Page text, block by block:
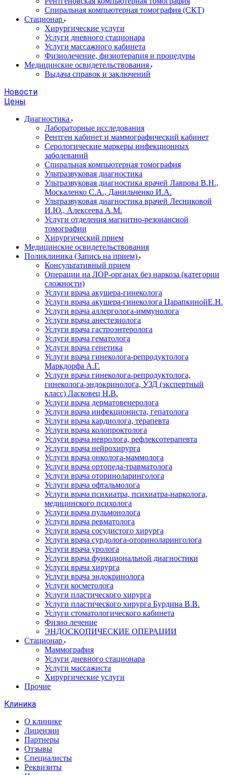
Спиральная компьютерная томография (СКТ)
Стационар
Хирургические услуги
Услуги дневного стационара
Услуги массажного кабинета
Физиолечение, физиотерапия и процедуры
Медицинские освидетельствования
Выдача справок и заключений
Новости
Цены
Диагностика
Лабораторные исследования
Рентген кабинет и маммографический кабинет
Серологические маркеры инфекционных
заболеваний
Спиральная компьютерная томография
Ультразвуковая диагностика
Ультразвуковая диагностика врачей Лаврова В.Н.,
Москаленко С.А., Данильченко И.А.
Ультразвуковая диагностика врачей Лесниковой
И.Ю., Алексеева А.М.
Услуги отделения магнитно-резонансной
томографии
Хирургический прием
Медицинские освидетельствования
Поликлиника (Запись на прием)
Консультативный прием
Операции на ЛОР-органах без наркоза (категории
сложности)
Услуги врача акушера-гинеколога
Услуги врача акушера-гинеколога ЦарапкинойЕ.Н.
Услуги врача аллерголога-иммунолога
Услуги врача анестезиолога
Услуги врача гастроэнтеролога
Услуги врача гематолога
Услуги врача генетика
Услуги врача гинеколога-репродуктолога
Маркдорфа А.Г.
Услуги врача гинеколога-репродуктолога,
гинеколога-эндокринолога, УЗД (экспертный
класс) Ласковец Н.В.
Услуги врача дерматовенеролога
Услуги врача инфекциониста, гепатолога
Услуги врача кардиолога, терапевта
Услуги врача колопроктолога
Услуги врача невролога, рефлексотерапевта
Услуги врача нейрохирурга
Услуги врача онколога-маммолога
Услуги врача ортопеда-травматолога
Услуги врача оториноларинголога
Услуги врача офтальмолога
Услуги врача психиатра, психиатра-нарколога,
медицинского психолога
Услуги врача пульмонолога
Услуги врача ревматолога
Услуги врача сосудистого хирурга
Услуги врача сурдолога-оториноларинголога
Услуги врача уролога
Услуги врача функциональной диагностики
Услуги врача хирурга
Услуги врача эндокринолога
Услуги косметолога
Услуги пластического хирурга
Услуги пластического хирурга Бурдина В.В.
Услуги стоматологического кабинета
Физио лечение
ЭНДОСКОПИЧЕСКИЕ ОПЕРАЦИИ
Стационар
Маммография
Услуги дневного стационара
Услуги массажиста
Хирургические услуги
Прочие
Клиника
О клинике
Лицензии
Партнеры
Отзывы
Специалисты
Реквизиты